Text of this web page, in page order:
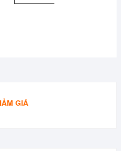
GIÁ